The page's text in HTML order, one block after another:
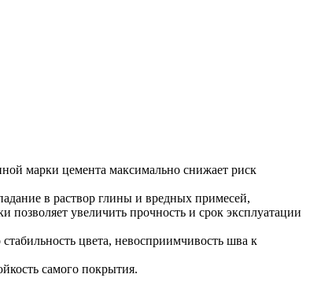
марки цемента максимально снижает риск
в раствор глины и вредных примесей,
увеличить прочность и срок эксплуатации
цвета, невосприимчивость шва к
самого покрытия.